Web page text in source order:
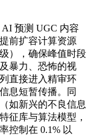
预测 UGC 内容
前扩容计算资源
），确保峰值时段
暴力、恐怖的视
直接进入精审环
息短暂传播。同
如新兴的不良信息
征库与算法模型，
控制在 0.1% 以